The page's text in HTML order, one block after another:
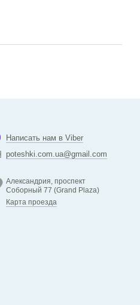
Написать нам в Viber
poteshki.com.ua@gmail.com
Александрия, проспект
Соборный 77 (Grand Plaza)
Карта проезда